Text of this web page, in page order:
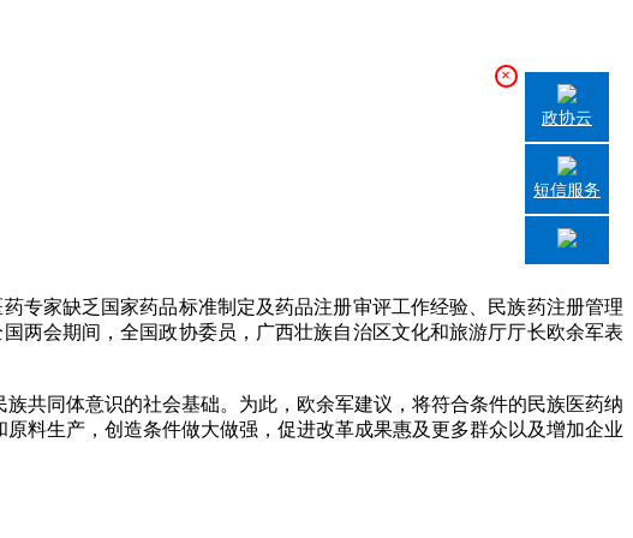
家缺乏国家药品标准制定及药品注册审评工作经验、民族药注册管理
两会期间，全国政协委员，广西壮族自治区文化和旅游厅厅长欧余军表
同体意识的社会基础。为此，欧余军建议，将符合条件的民族医药纳
料生产，创造条件做大做强，促进改革成果惠及更多群众以及增加企业
×
政协云
短信服务